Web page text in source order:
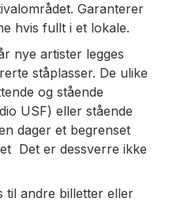
Garanterer
hvis fullt i et lokale.
nye artister legges
ståplasser. De ulike
og stående
USF) eller stående
dager et begrenset
Det er dessverre ikke
til andre billetter eller